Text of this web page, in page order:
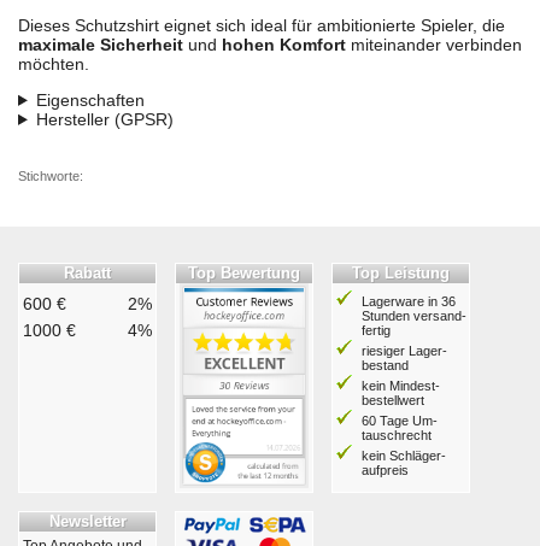
Dieses Schutzshirt eignet sich ideal für ambitionierte Spieler, die
maximale Sicherheit und hohen Komfort miteinander verbinden
möchten.
Eigenschaften
Hersteller (GPSR)
Stichworte:
Rabatt
600 €
2%
1000 €
4%
Top Bewertung Top Leistung
Lagerware in 36
Stunden ver­sand­
fertig
riesiger Lager­
bestand
kein Mindest­
bestell­wert
60 Tage Um­
tausch­recht
kein Schläger­
aufpreis
Newsletter